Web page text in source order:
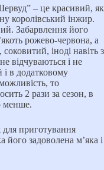
– це красивий, як
королівський інжир.
Забарвлення його
рожево-червона, а
іноді навіть з
відчуваються і не
в додатковому
то
2 рази за сезон, в
менше.
для приготування
його задоволена м’яка і